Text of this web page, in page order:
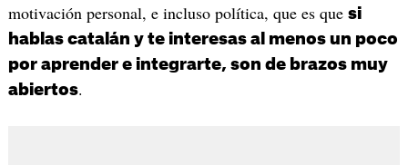
motivación personal, e incluso política, que es que si
hablas catalán y te interesas al menos un poco
por aprender e integrarte, son de brazos muy
abiertos.